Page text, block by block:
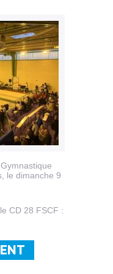
le dimanche 9
CD 28 FSCF :